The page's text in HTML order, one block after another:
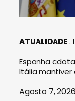
ATUALIDADE
Espanha
Itália mantiver
Agosto 7,